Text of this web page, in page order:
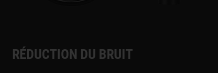
RÉDUCTION DU BRUIT